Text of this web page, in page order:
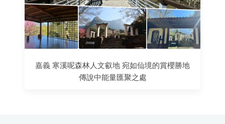
嘉義 寒溪呢森林人文叡地 宛如仙境的賞櫻勝地
傳說中能量匯聚之處